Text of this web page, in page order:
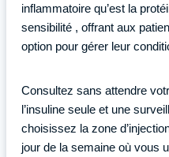
inflammatoire qu’est la
sensibilité , offrant aux
option pour gérer leur
Consultez sans attendre
l’insuline seule et une
choisissez la zone
jour de la semaine où vous